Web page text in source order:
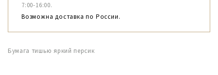
7:00-16:00.
Возможна доставка по России.
Бумага тишью яркий персик